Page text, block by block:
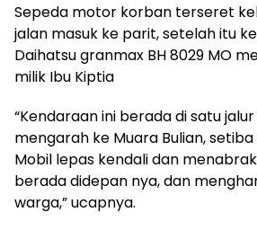
Sepeda motor korban terseret
jalan masuk ke parit, setelah itu
Daihatsu granmax BH 8029 MO
milik Ibu Kiptia
“Kendaraan ini berada di satu
mengarah ke Muara Bulian, setiba
Mobil lepas kendali dan
berada didepan nya, dan
warga,” ucapnya.